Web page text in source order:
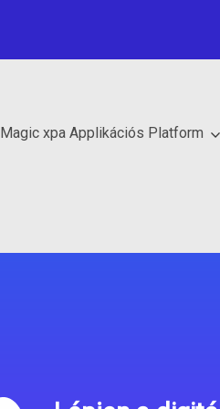
Magic xpa Applikációs Platform